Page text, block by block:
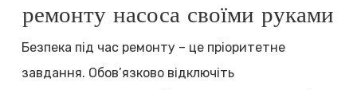
ремонту насоса своїми руками
Безпека під час ремонту – це пріоритетне
завдання. Обов’язково відключіть